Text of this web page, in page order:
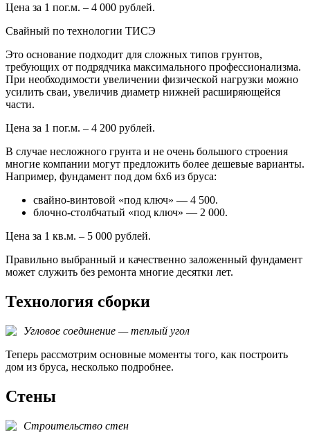
Цена за 1 пог.м. – 4 000 рублей.
Свайный по технологии ТИСЭ
Это основание подходит для сложных типов грунтов,
требующих от подрядчика максимального профессионализма.
При необходимости увеличении физической нагрузки можно
усилить сваи, увеличив диаметр нижней расширяющейся
части.
Цена за 1 пог.м. – 4 200 рублей.
В случае несложного грунта и не очень большого строения
многие компании могут предложить более дешевые варианты.
Например, фундамент под дом 6х6 из бруса:
свайно-винтовой «под ключ» — 4 500.
блочно-столбчатый «под ключ» — 2 000.
Цена за 1 кв.м. – 5 000 рублей.
Правильно выбранный и качественно заложенный фундамент
может служить без ремонта многие десятки лет.
Технология сборки
Угловое соединение — теплый угол
Теперь рассмотрим основные моменты того, как построить
дом из бруса, несколько подробнее.
Стены
Строительство стен